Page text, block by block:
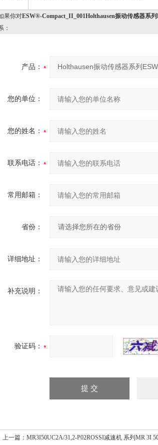
你对ESW®-Compact_II_001Holthausen振动传感器系
：
产品：
您的单位：
您的姓名：
联系电话：
常用邮箱：
省份：
详细地址：
补充说明：
验证码：
上一篇： MR3I50UC2A/31,2-P02ROSSI减速机 系列MR 3I